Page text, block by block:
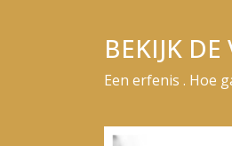
BEKIJK
Een erfenis . Hoe